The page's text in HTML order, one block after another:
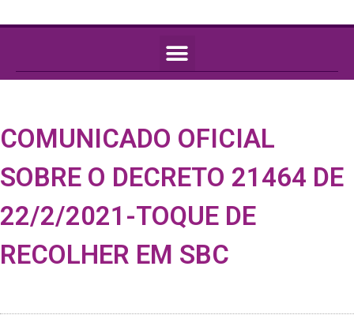
COMUNICADO OFICIAL
SOBRE O DECRETO 21464 DE
22/2/2021-TOQUE DE
RECOLHER EM SBC